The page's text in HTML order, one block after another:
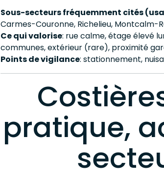
Sous-secteurs fréquemment cités
Carmes-Couronne, Richelieu, Montcalm-
Ce qui valorise: rue calme, étage élevé
communes, extérieur (rare), proximité
Points de vigilance: stationnement,
pratique,